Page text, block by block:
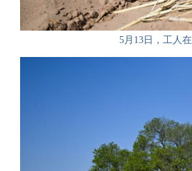
5月13日，工人